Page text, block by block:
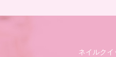
ネイルク